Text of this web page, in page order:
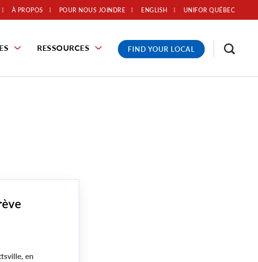
À PROPOS POUR NOUS JOINDRE UNIFOR QUÉBEC
ENGLISH
RESSOURCES FIND YOUR LOCAL
en